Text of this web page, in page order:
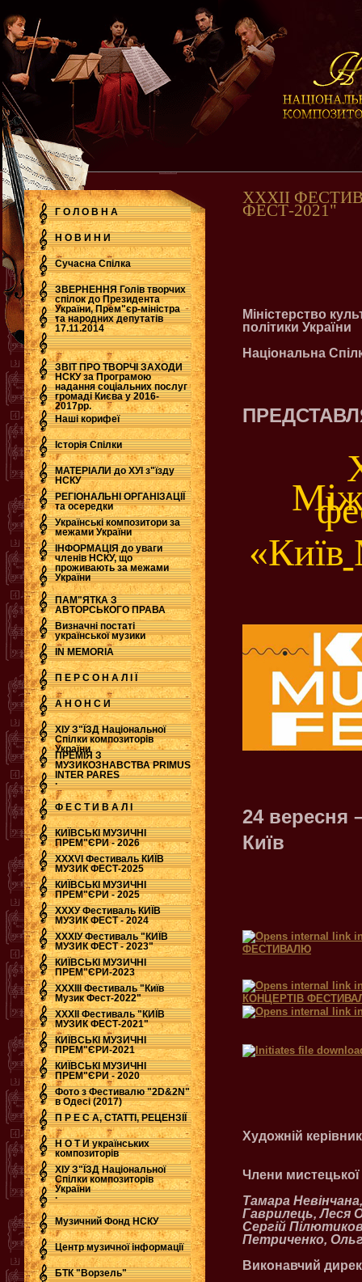
Г О Л О В Н А
Н О В И Н И
Сучасна Cпілка
ЗВЕРНЕННЯ Голів творчих
спілок до Президента
України, Прем"єр-міністра
та народних депутатів
17.11.2014
.
ЗВІТ ПРО ТВОРЧІ ЗАХОДИ
НСКУ за Програмою
надання соціальних послуг
громаді Києва у 2016-
2017рр.
.
Наші корифеї
Історія Спілки
МАТЕРІАЛИ до ХУІ з"їзду
НСКУ
РЕГІОНАЛЬНІ ОРГАНІЗАЦІЇ
та осередки
Українські композитори за
межами України
ІНФОРМАЦІЯ до уваги
членів НСКУ, що
проживають за межами
України
ПАМ"ЯТКА З
АВТОРСЬКОГО ПРАВА
Визначні постаті
української музики
IN MEMORIA
П Е Р С О Н А Л І Ї
А Н О Н С И
ХІУ З"ЇЗД Національної
Спілки композиторів
України
ПРЕМІЯ З
МУЗИКОЗНАВСТВА PRIMUS
INTER PARES
.
Ф Е С Т И В А Л І
КИЇВСЬКІ МУЗИЧНІ
ПРЕМ"ЄРИ - 2026
ХХХVI Фестиваль КИЇВ
МУЗИК ФЕСТ-2025
КИЇВСЬКІ МУЗИЧНІ
ПРЕМ"ЄРИ - 2025
ХХХУ Фестиваль КИЇВ
МУЗИК ФЕСТ - 2024
ХХХІУ Фестиваль "КИЇВ
МУЗИК ФЕСТ - 2023"
КИЇВСЬКІ МУЗИЧНІ
ПРЕМ"ЄРИ-2023
ХХХІІІ Фестиваль "Київ
Музик Фест-2022"
ХХХІІ Фестиваль "КИЇВ
МУЗИК ФЕСТ-2021"
КИЇВСЬКІ МУЗИЧНІ
ПРЕМ"ЄРИ-2021
КИЇВСЬКІ МУЗИЧНІ
ПРЕМ"ЄРИ - 2020
Фото з Фестивалю "2D&2N"
в Одесі (2017)
П Р Е С А, СТАТТІ, РЕЦЕНЗІЇ
Н О Т И українських
композиторів
ХІУ З"ЇЗД Національної
Спілки композиторів
України
.
Музичний Фонд НСКУ
Центр музичної інформації
БТК "Ворзель"
ХХХІІ
ФЕСТ-2021"
Міністерство
політики України
Національна
-
24 вересня
Київ
ФЕСТИВАЛЮ
КОНЦЕРТІВ
Художній
Члени
Тамара
Гаврилець, Леся
Сергій
Петриченко,
Виконавчий